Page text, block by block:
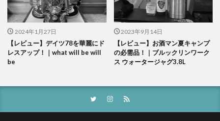
2024年1月27日
【レビュー】デイツ78を華麗にド
レスアップ！｜what will be will
be
2023年9月14日
【レビュー】お酒マン夏キャンプ
の必需品！｜ブルックリンワーク
ス ウォータージャグ3.8L